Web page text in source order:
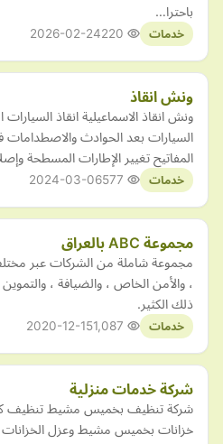
باحترا…
خدمات 2026-02-24
ونش انقاذ
ونش انقاذ الاسماعيلية انقاذ السيارات
السيارات بعد الحوادث والاصطدامات
المفاتيح تغيير الإطارات المسطحة
خدمات 2024-03-06
مجموعة ABC بالعراق
مجموعة شاملة من الشركات عبر
، والأمن الخاص ، والضيافة ، والتموين
ذلك الكثير.
خدمات 2020-12-15
شركة خدمات منزلية
شركة تنظيف بخميس مشيط تنظيف
خزانات بخميس مشيط وعزل